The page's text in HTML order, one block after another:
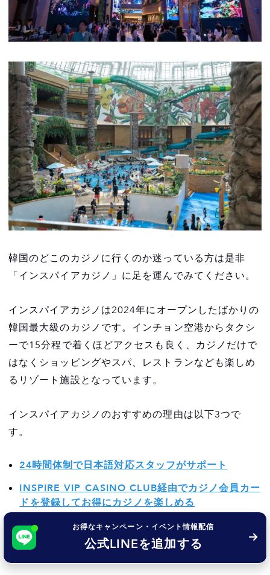
韓国のどこのカジノに行くのか迷っている方は是非
「インスパイアカジノ」に足を運んでみてください。
インスパイアカジノは2024年にオープンしたばかりの
韓国最大級のカジノです。インチョン空港からタクシ
ーで15分程で着くほどアクセスも良く、カジノだけで
はなくショッピングやスパ、レストランなども楽しめ
るリゾート施設となっています。
インスパイアカジノのおすすめの理由は以下3つで
す。
24時間体制で日本語対応スタッフがサポート
INSPIRE VIP CASINO CLUB経由でカジノ会員カー
ドを登録してお得にカジノを楽しめる
韓国最大のカジノ・リゾート施設
それではそれぞれについて解説していきます。
お得なキャンペーン・イベント情報配信
公式LINEを追加する